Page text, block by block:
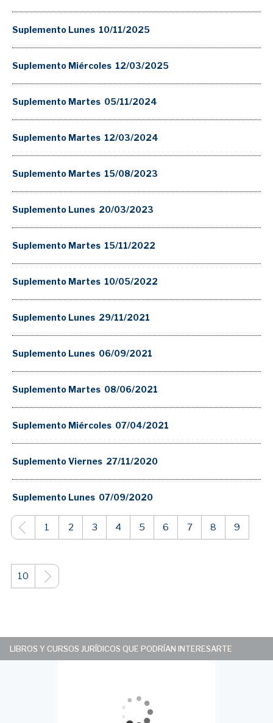
Suplemento Lunes 10/11/2025
Suplemento Miércoles 12/03/2025
Suplemento Martes 05/11/2024
Suplemento Martes 12/03/2024
Suplemento Martes 15/08/2023
Suplemento Lunes 20/03/2023
Suplemento Martes 15/11/2022
Suplemento Martes 10/05/2022
Suplemento Lunes 29/11/2021
Suplemento Lunes 06/09/2021
Suplemento Martes 08/06/2021
Suplemento Miércoles 07/04/2021
Suplemento Viernes 27/11/2020
Suplemento Lunes 07/09/2020
1 2 3 4 5 6 7 8 9
10
LIBROS Y CURSOS JURÍDICOS QUE PODRÍAN INTERESARTE